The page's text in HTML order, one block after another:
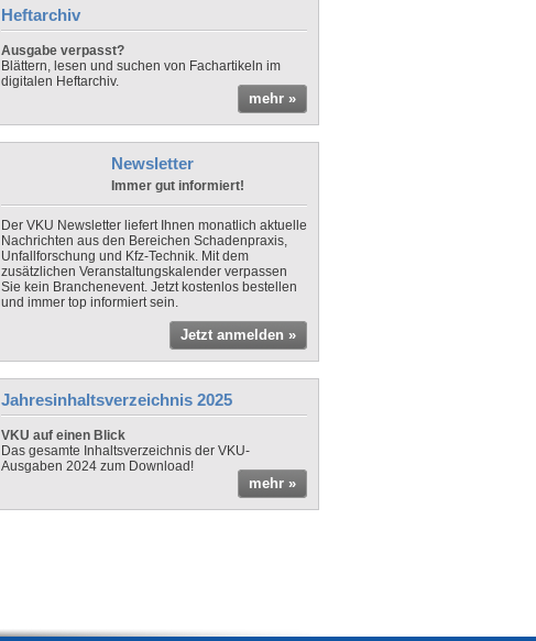
Heftarchiv
Ausgabe verpasst?
Blättern, lesen und suchen von Fachartikeln im
digitalen Heftarchiv.
mehr »
Newsletter
Immer gut informiert!
Der VKU Newsletter liefert Ihnen monatlich aktuelle
Nachrichten aus den Bereichen Schadenpraxis,
Unfallforschung und Kfz-Technik. Mit dem
zusätzlichen Veranstaltungskalender verpassen
Sie kein Branchenevent. Jetzt kostenlos bestellen
und immer top informiert sein.
Jetzt anmelden »
Jahresinhaltsverzeichnis 2025
VKU auf einen Blick
Das gesamte Inhaltsverzeichnis der VKU-
Ausgaben 2024 zum Download!
mehr »